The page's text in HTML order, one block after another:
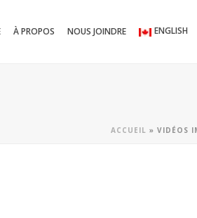
À PROPOS NOUS JOINDRE ENGLISH
ACCUEIL » VIDÉOS